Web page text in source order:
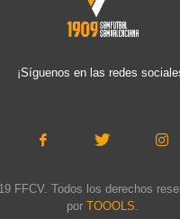
¡Síguenos en las redes
FFCV. Todos los derechos
por TOOOLS.